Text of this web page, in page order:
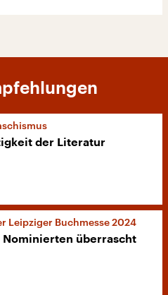
der Literatur
Leipziger Buchmesse 2024
Nominierten überrascht